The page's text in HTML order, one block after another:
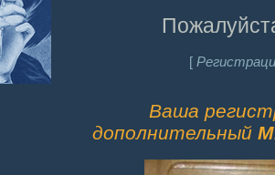
[
Ваша
дополнительный